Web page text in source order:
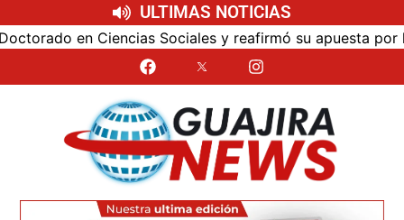
ULTIMAS NOTICIAS
y reafirmó su apuesta por la investigación con